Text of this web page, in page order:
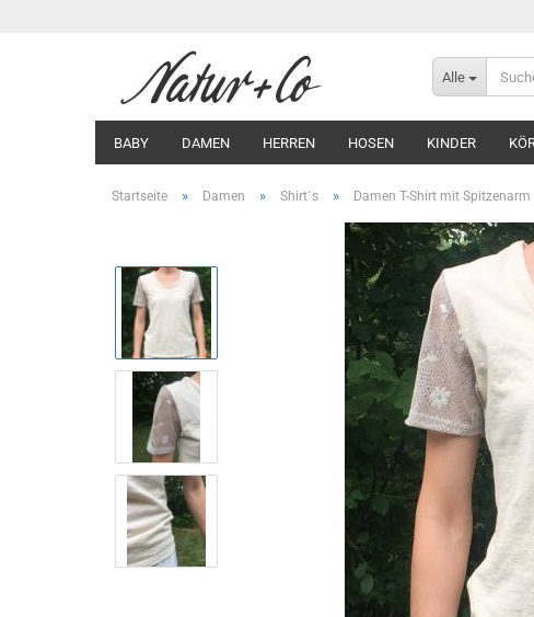
Alle
BABY DAMEN HERREN HOSEN KINDER
Startseite » Damen » Shirt´s » Damen T-Shirt mit Spitzenarm